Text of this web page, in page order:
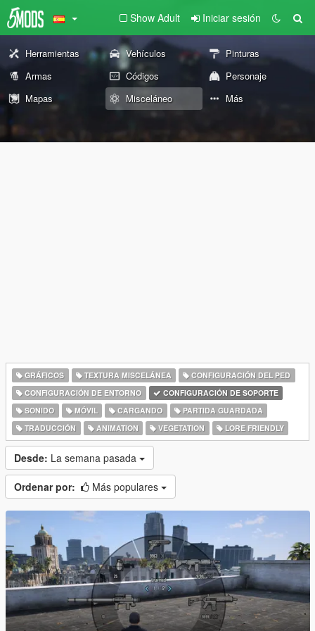
Show Adult Iniciar sesión
Herramientas Vehículos
Pinturas
Armas
Códigos
Personaje
Mapas
Misceláneo Más
GRÁFICOS TEXTURA MISCELÁNEA
CONFIGURACIÓN DEL PED
CONFIGURACIÓN DE ENTORNO
CONFIGURACIÓN DE SOPORTE
SONIDO
MÓVIL CARGANDO
PARTIDA GUARDADA
TRADUCCIÓN
ANIMATION VEGETATION LORE FRIENDLY
Desde: La semana pasada
Ordenar por: Más populares